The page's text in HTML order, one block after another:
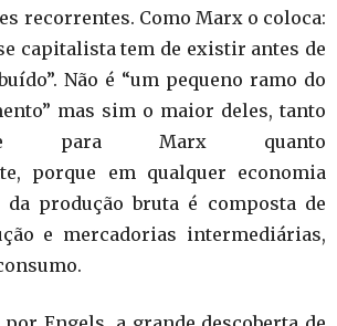
recorrentes. Como Marx o coloca:
capitalista tem de existir antes de
Não é “um pequeno ramo do
mas sim o maior deles, tanto
para Marx quanto
porque em qualquer economia
produção bruta é composta de
e mercadorias intermediárias,